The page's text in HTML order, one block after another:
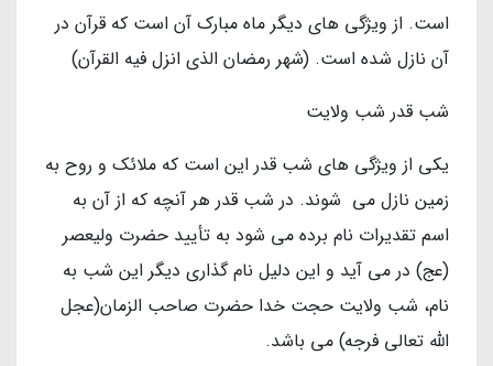
است. از ویژگی های دیگر ماه مبارک آن است که قرآن در
آن نازل شده است. (شهر رمضان الذی انزل فیه القرآن)
شب قدر شب ولایت
یکی از ویژگی های شب قدر این است که ملائک و روح به
زمین نازل می شوند. در شب قدر هر آنچه که از آن به
اسم تقدیرات نام برده می شود به تأیید حضرت ولیعصر
(عج) در می آید و این دلیل نام گذاری دیگر این شب به
نام، شب ولایت حجت خدا حضرت صاحب الزمان(عجل
الله تعالی فرجه) می باشد.